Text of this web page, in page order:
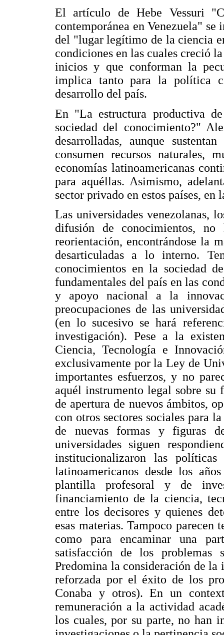
El artículo de Hebe Vessuri
contemporánea en Venezuela" se
del "lugar legítimo de la ciencia
condiciones en las cuales creció
inicios y que conforman la
implica tanto para la política
desarrollo del país.
En "La estructura productiva
sociedad del conocimiento?"
desarrolladas, aunque
consumen recursos naturales,
economías latinoamericanas
para aquéllas. Asimismo,
sector privado en estos países, en
Las universidades venezolanas,
difusión de conocimientos,
reorientación, encontrándose la
desarticuladas a lo interno.
conocimientos en la sociedad
fundamentales del país en las
y apoyo nacional a la
preocupaciones de las
(en lo sucesivo se hará
investigación). Pese a la
Ciencia, Tecnología e
exclusivamente por la Ley de
importantes esfuerzos, y no
aquél instrumento legal sobre su
de apertura de nuevos ámbitos,
con otros sectores sociales para
de nuevas formas y figuras
universidades siguen
institucionalizaron las
latinoamericanos desde los
plantilla profesoral y de
financiamiento de la ciencia,
entre los decisores y quienes
esas materias. Tampoco parecen
como para encaminar una
satisfacción de los problemas
Predomina la consideración de
reforzada por el éxito de los
Conaba y otros). En un
remuneración a la actividad
los cuales, por su parte, no han